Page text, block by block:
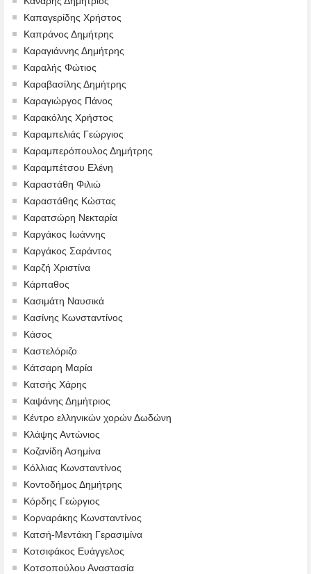
Καπαγερίδης Χρήστος
Καπράνος Δημήτρης
Καραγιάννης Δημήτρης
Καραλής Φώτιος
Καραβασίλης Δημήτρης
Καραγιώργος Πάνος
Καρακόλης Χρήστος
Καραμπελιάς Γεώργιος
Καραμπερόπουλος Δημήτρης
Καραμπέτσου Ελένη
Καραστάθη Φιλιώ
Καραστάθης Κώστας
Καρατσώρη Νεκταρία
Καργάκος Ιωάννης
Καργάκος Σαράντος
Καρζή Χριστίνα
Κάρπαθος
Κασιμάτη Ναυσικά
Κασίνης Κωνσταντίνος
Κάσος
Καστελόριζο
Κάτσαρη Μαρία
Κατσής Χάρης
Καψάνης Δημήτριος
Κέντρο ελληνικών χορών Δωδώνη
Κλάψης Αντώνιος
Κοζανίδη Ασημίνα
Κόλλιας Κωνσταντίνος
Κοντοδήμος Δημήτρης
Κόρδης Γεώργιος
Κορναράκης Κωνσταντίνος
Κατσή-Μεντάκη Γερασιμίνα
Κοτσιφάκος Ευάγγελος
Κοτσοπούλου Αναστασία